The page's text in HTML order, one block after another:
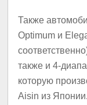
Также
Optimum и
также и 4-
которую
Aisin из